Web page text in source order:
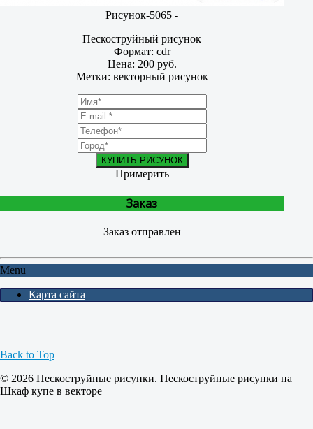
Рисунок-5065 -
Пескоструйный рисунок
Формат: cdr
Цена: 200 руб.
Метки: векторный рисунок
КУПИТЬ РИСУНОК
Примерить
Заказ
Заказ отправлен
Menu
Карта сайта
Back to Top
© 2026 Пескоструйные рисунки. Пескоструйные рисунки на
Шкаф купе в векторе